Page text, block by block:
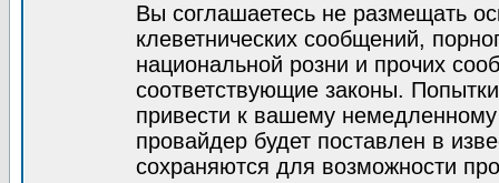
Вы соглашаетесь не размещать
клеветнических сообщений,
национальной розни и прочих
соответствующие законы.
привести к вашему
провайдер будет поставлен в
сохраняются для возможности